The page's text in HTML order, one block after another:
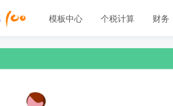
模板中心 个税计算 财务